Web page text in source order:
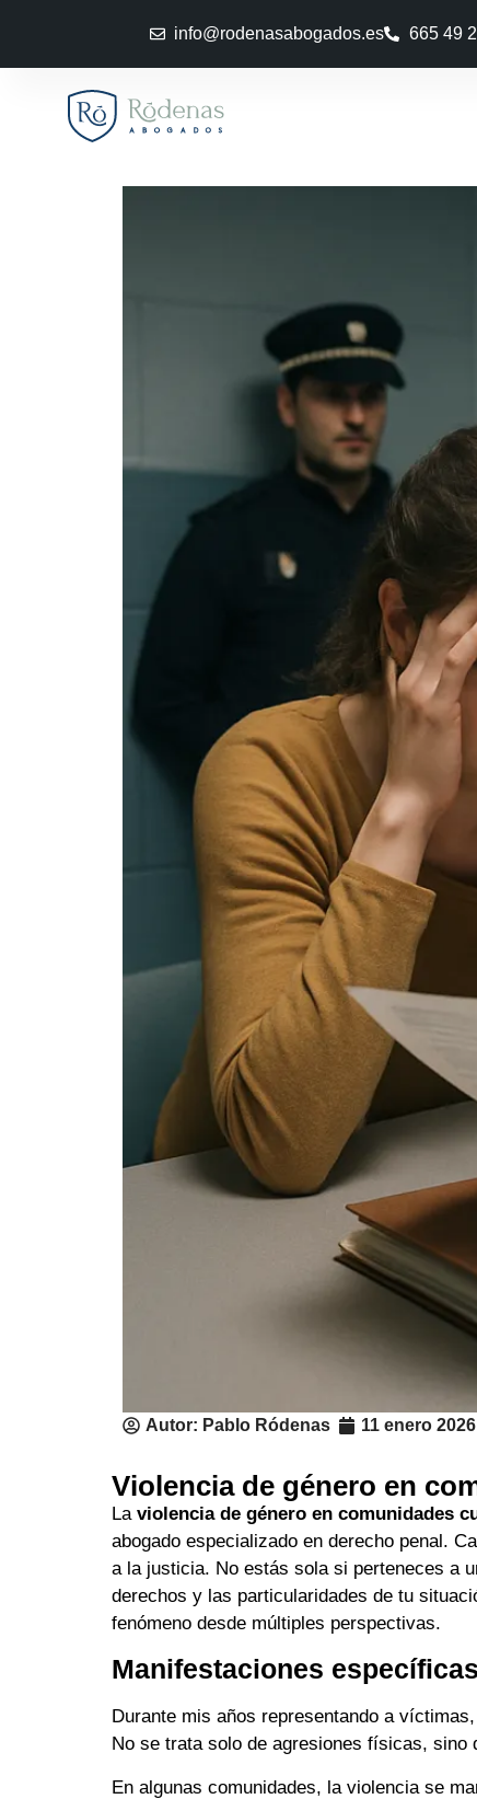
info@rodenasabogados.es 665 49
Autor: Pablo Ródenas 11 enero 2026
Violencia de género en
La violencia de género en comunidades
abogado especializado en derecho penal.
a la justicia. No estás sola si perteneces a
derechos y las particularidades de tu
fenómeno desde múltiples perspectivas.
Manifestaciones
Durante mis años representando a
No se trata solo de agresiones físicas, sino
En algunas comunidades, la violencia se